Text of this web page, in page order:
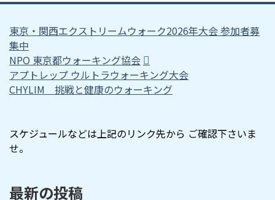
東京・関西エクストリームウォーク2026年大会 参加者募
集中
NPO 東京都ウォーキング協会
アプトレップ ウルトラウォーキング大会
CHYLIM 挑戦と健康のウォーキング
スケジュールなどは上記のリンク先から ご確認下さいま
せ。
最新の投稿